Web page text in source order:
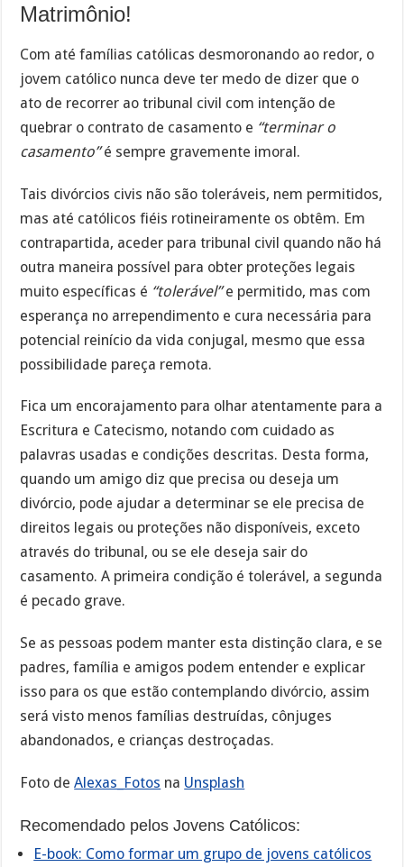
Matrimônio!
Com até famílias católicas desmoronando ao redor, o
jovem católico nunca deve ter medo de dizer que o
ato de recorrer ao tribunal civil com intenção de
quebrar o contrato de casamento e “terminar o
casamento”é sempre gravemente imoral.
Tais divórcios civis não são toleráveis, nem permitidos,
mas até católicos fiéis rotineiramente os obtêm. Em
contrapartida, aceder para tribunal civil quando não há
outra maneira possível para obter proteções legais
muito específicas é “tolerável”e permitido, mas com
esperança no arrependimento e cura necessária para
potencial reinício da vida conjugal, mesmo que essa
possibilidade pareça remota.
Fica um encorajamento para olhar atentamente para a
Escritura e Catecismo, notando com cuidado as
palavras usadas e condições descritas. Desta forma,
quando um amigo diz que precisa ou deseja um
divórcio, pode ajudar a determinar se ele precisa de
direitos legais ou proteções não disponíveis, exceto
através do tribunal, ou se ele deseja sair do
casamento. A primeira condição é tolerável, a segunda
é pecado grave.
Se as pessoas podem manter esta distinção clara, e se
padres, família e amigos podem entender e explicar
isso para os que estão contemplando divórcio, assim
será visto menos famílias destruídas, cônjuges
abandonados, e crianças destroçadas.
Foto deAlexas_Fotos na Unsplash
Recomendado pelos Jovens Católicos:
E-book: Como formar um grupo de jovens católicos